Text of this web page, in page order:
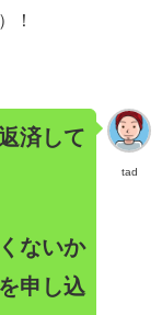
！
tad
済して
ないか
申し込